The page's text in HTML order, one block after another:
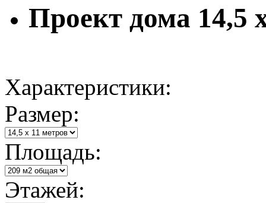
Проект дома 14,5
Характеристики:
Размер:
Площадь:
Этажей: